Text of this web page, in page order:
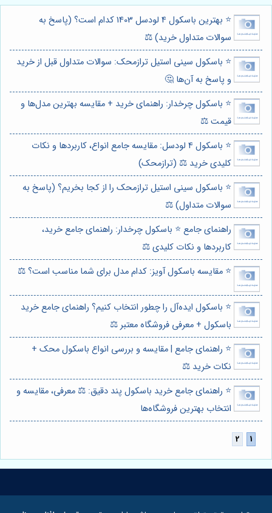
⭐️ بهترین باسکول 4 لودسل 1403 کدام است؟ (پاسخ به
سوالات متداول خرید) ⚖️
⭐️ باسکول سینی استیل ترازمحک: سوالات متداول قبل از خرید
و پاسخ به آن‌ها 🤔
⭐️ باسکول چرخدار: راهنمای خرید + مقایسه بهترین مدل‌ها و
قیمت ⚖️
⭐️ باسکول 4 لودسل: مقایسه جامع انواع، کاربردها و نکات
کلیدی خرید ⚖️ (ترازمحک)
⭐️ باسکول سینی استیل ترازمحک را از کجا بخریم؟ (پاسخ به
سوالات متداول) ⚖️
راهنمای جامع ⭐️ باسکول چرخدار: راهنمای جامع خرید،
کاربردها و نکات کلیدی ⚖️
⭐️ مقایسه باسکول آویز: کدام مدل برای شما مناسب است؟ ⚖️
⭐️ باسکول ایده‌آل را چطور انتخاب کنیم؟ راهنمای جامع خرید
باسکول + معرفی فروشگاه معتبر ⚖️
⭐️ راهنمای جامع | مقایسه و بررسی انواع باسکول محک +
نکات خرید ⚖️
⭐️ راهنمای جامع خرید باسکول پند دقیق: ⚖️ معرفی، مقایسه و
انتخاب بهترین فروشگاه‌ها